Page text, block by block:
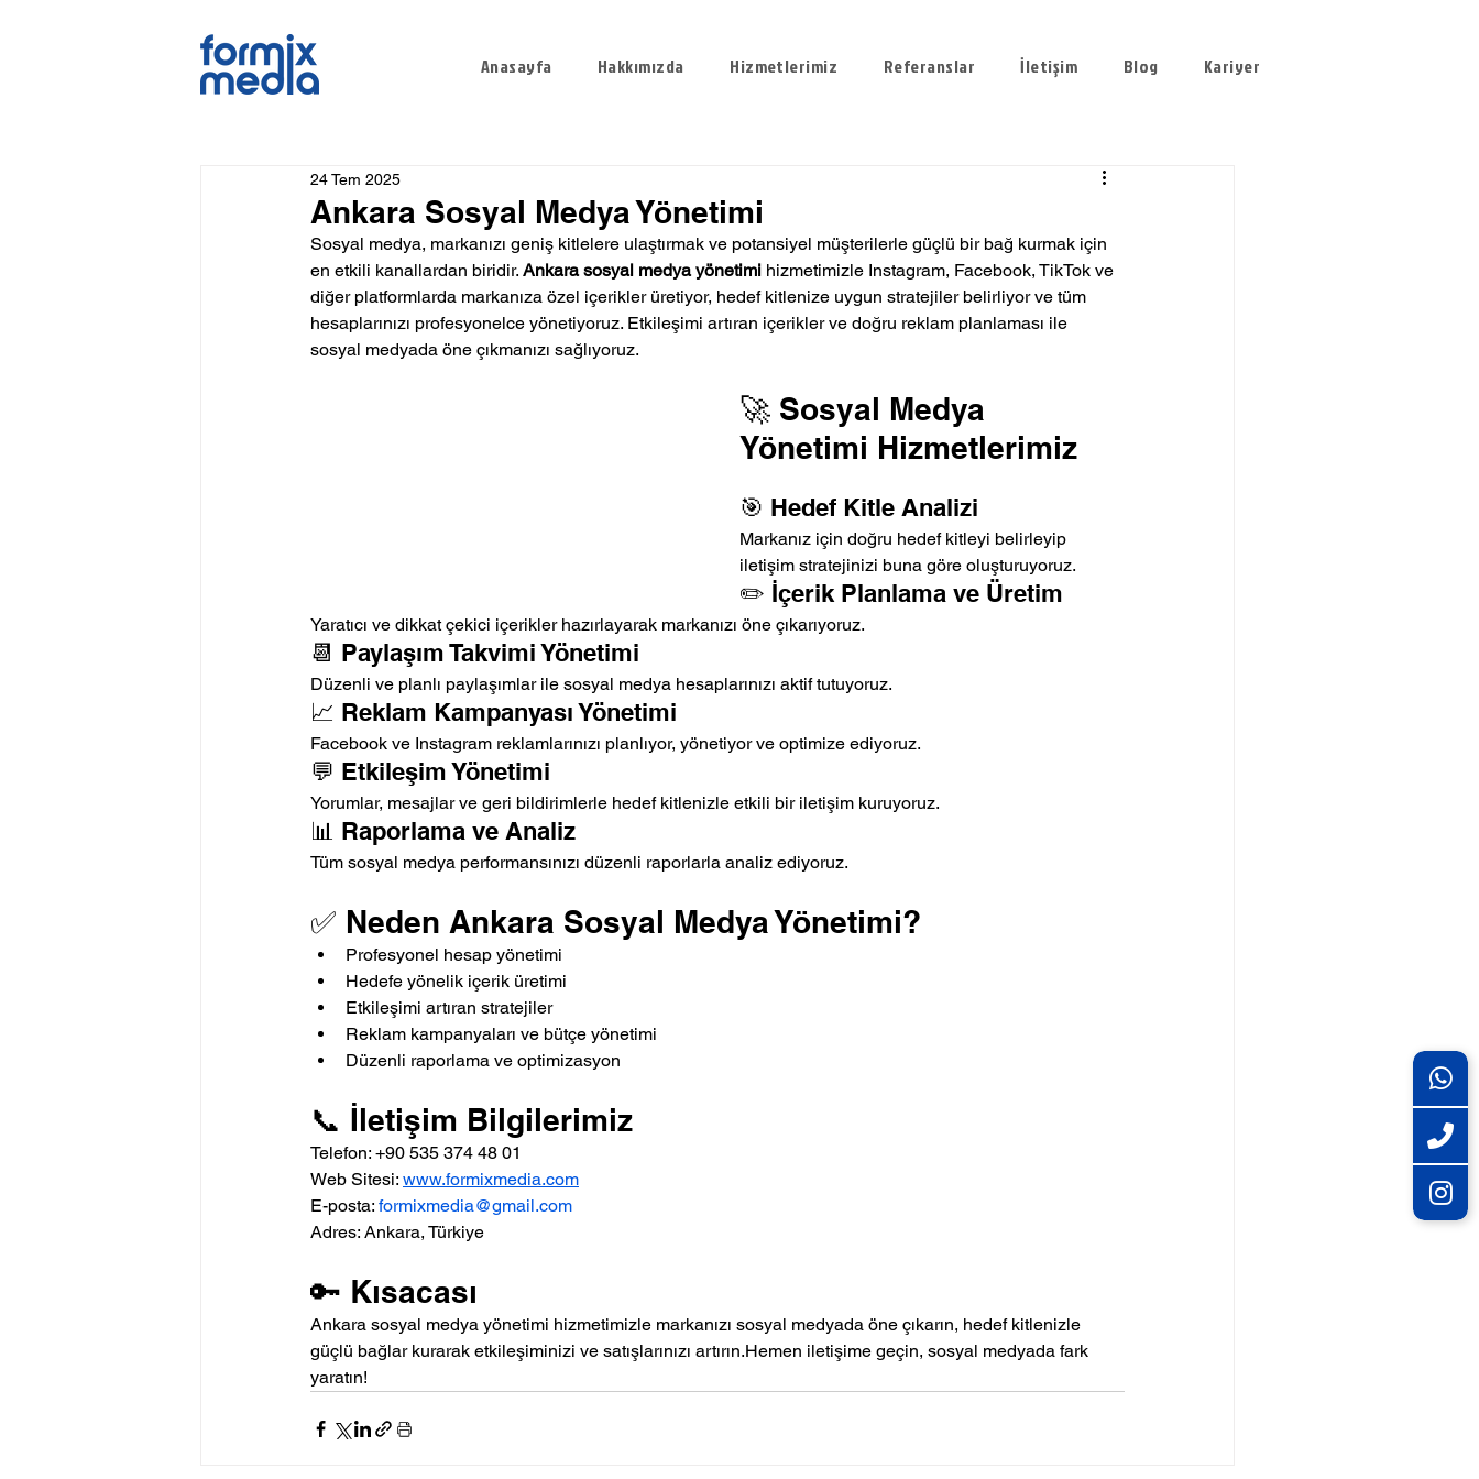
Anasayfa Hakkımızda Hizmetlerimiz Referanslar İletişim Blog Kariyer
Ankara Sosyal Medya Yönetimi
24 Tem 2025
Sosyal medya, markanızı geniş kitlelere ulaştırmak ve potansiyel müşterilerle güçlü bir bağ kurmak için
en etkili kanallardan biridir. Ankara sosyal medya yönetimi hizmetimizle Instagram, Facebook, TikTok ve
diğer platformlarda markanıza özel içerikler üretiyor, hedef kitlenize uygun stratejiler belirliyor ve tüm
hesaplarınızı profesyonelce yönetiyoruz. Etkileşimi artıran içerikler ve doğru reklam planlaması ile
sosyal medyada öne çıkmanızı sağlıyoruz.
🚀 Sosyal Medya
Yönetimi Hizmetlerimiz
🎯 Hedef Kitle Analizi
Markanız için doğru hedef kitleyi belirleyip
iletişim stratejinizi buna göre oluşturuyoruz.
✏️ İçerik Planlama ve Üretim
Yaratıcı ve dikkat çekici içerikler hazırlayarak markanızı öne çıkarıyoruz.
📆 Paylaşım Takvimi Yönetimi
Düzenli ve planlı paylaşımlar ile sosyal medya hesaplarınızı aktif tutuyoruz.
📈 Reklam Kampanyası Yönetimi
Facebook ve Instagram reklamlarınızı planlıyor, yönetiyor ve optimize ediyoruz.
💬 Etkileşim Yönetimi
Yorumlar, mesajlar ve geri bildirimlerle hedef kitlenizle etkili bir iletişim kuruyoruz.
📊 Raporlama ve Analiz
Tüm sosyal medya performansınızı düzenli raporlarla analiz ediyoruz.
✅ Neden Ankara Sosyal Medya Yönetimi?
Profesyonel hesap yönetimi
Hedefe yönelik içerik üretimi
Etkileşimi artıran stratejiler
Reklam kampanyaları ve bütçe yönetimi
Düzenli raporlama ve optimizasyon
📞 İletişim Bilgilerimiz
Telefon: +90 535 374 48 01
Web Sitesi: www.formixmedia.com
E-posta: formixmedia@gmail.com
Adres: Ankara, Türkiye
🔑 Kısacası
Ankara sosyal medya yönetimi hizmetimizle markanızı sosyal medyada öne çıkarın, hedef kitlenizle
güçlü bağlar kurarak etkileşiminizi ve satışlarınızı artırın.Hemen iletişime geçin, sosyal medyada fark
yaratın!